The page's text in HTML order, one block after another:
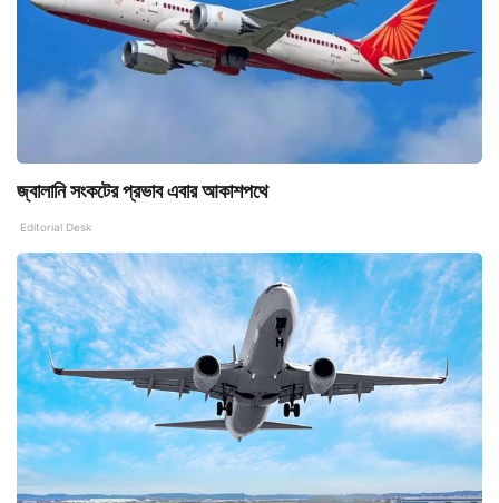
জ্বালানি সংকটের প্রভাব এবার আকাশপথে
Editorial Desk